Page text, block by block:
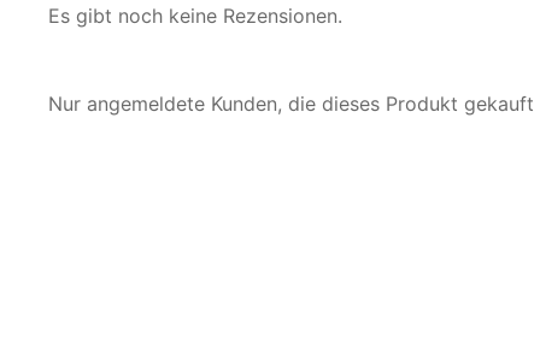
Es gibt noch keine Rezensionen.
Nur angemeldete Kunden, die dieses Produkt